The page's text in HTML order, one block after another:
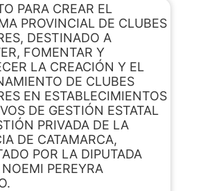
PARA CREAR EL
PROVINCIAL DE CLUBES
DESTINADO A
FOMENTAR Y
LA CREACIÓN Y EL
DE CLUBES
EN ESTABLECIMIENTOS
DE GESTIÓN ESTATAL
PRIVADA DE LA
DE CATAMARCA,
POR LA DIPUTADA
PEREYRA